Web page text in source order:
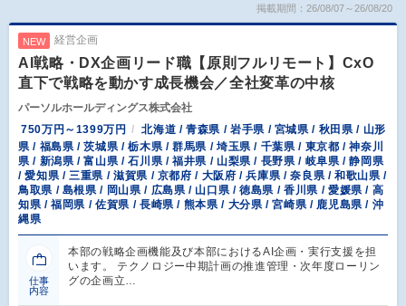
掲載期間：26/08/07～26/08/20
NEW 経営企画
AI戦略・DX企画リード職【原則フルリモート】CxO
直下で戦略を動かす成長機会／全社変革の中核
パーソルホールディングス株式会社
750万円～1399万円
北海道 / 青森県 / 岩手県 / 宮城県 / 秋田県 / 山形
県 / 福島県 / 茨城県 / 栃木県 / 群馬県 / 埼玉県 / 千葉県 / 東京都 / 神奈川
県 / 新潟県 / 富山県 / 石川県 / 福井県 / 山梨県 / 長野県 / 岐阜県 / 静岡県
/ 愛知県 / 三重県 / 滋賀県 / 京都府 / 大阪府 / 兵庫県 / 奈良県 / 和歌山県 /
鳥取県 / 島根県 / 岡山県 / 広島県 / 山口県 / 徳島県 / 香川県 / 愛媛県 / 高
知県 / 福岡県 / 佐賀県 / 長崎県 / 熊本県 / 大分県 / 宮崎県 / 鹿児島県 / 沖
縄県
仕事
内容
本部の戦略企画機能及び本部におけるAI企画・実行支援を担
います。 テクノロジー中期計画の推進管理・次年度ローリン
グの企画立…